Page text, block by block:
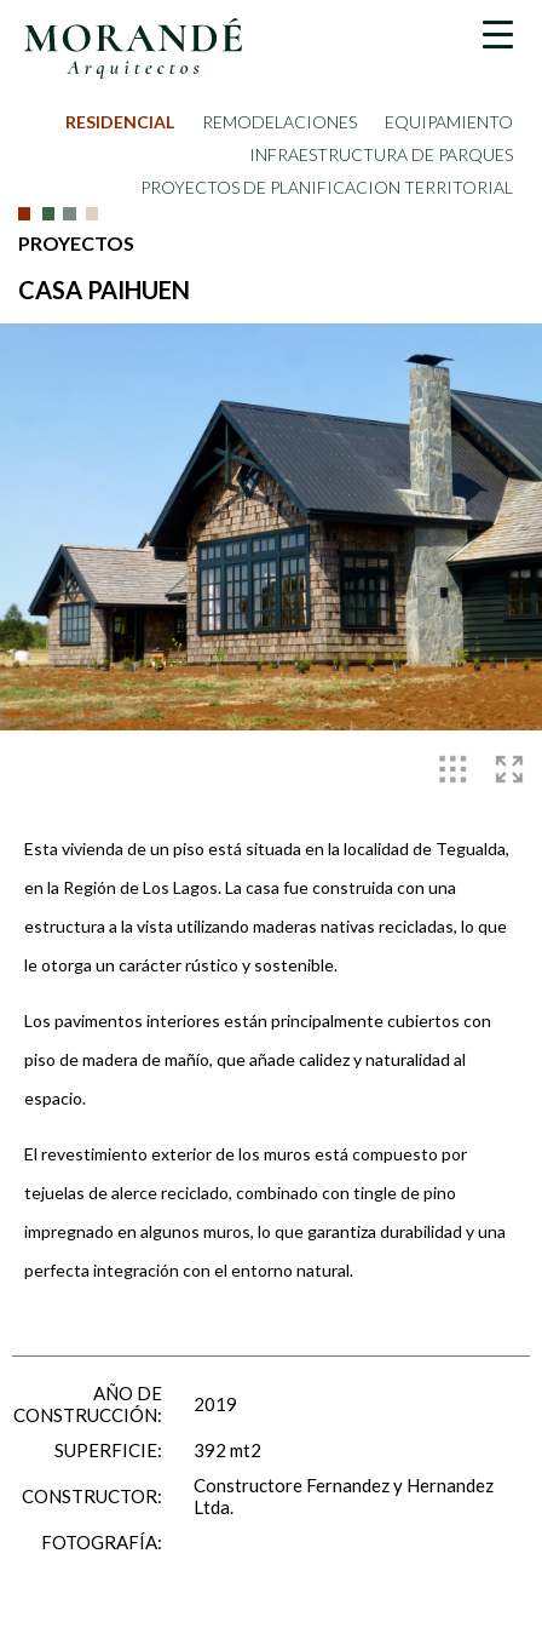
RESIDENCIAL REMODELACIONES
EQUIPAMIENTO
INFRAESTRUCTURA DE PARQUES
PROYECTOS DE PLANIFICACION TERRITORIAL
PROYECTOS
CASA PAIHUEN
Esta vivienda de un piso está situada en la localidad de Tegualda,
en la Región de Los Lagos. La casa fue construida con una
estructura a la vista utilizando maderas nativas recicladas, lo que
le otorga un carácter rústico y sostenible.
Los pavimentos interiores están principalmente cubiertos con
piso de madera de mañío, que añade calidez y naturalidad al
espacio.
El revestimiento exterior de los muros está compuesto por
tejuelas de alerce reciclado, combinado con tingle de pino
impregnado en algunos muros, lo que garantiza durabilidad y una
perfecta integración con el entorno natural.
AÑO DE
CONSTRUCCIÓN:
2019
SUPERFICIE: 392 mt2
CONSTRUCTOR:
Constructore Fernandez y Hernandez
Ltda.
FOTOGRAFÍA: